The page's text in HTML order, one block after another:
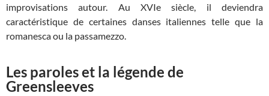
improvisations autour. Au XVIe siècle, il deviendra
caractéristique de certaines danses italiennes telle que la
romanesca ou la passamezzo.
Les paroles et la légende de
Greensleeves